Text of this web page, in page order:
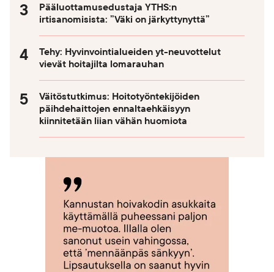
Pääluottamusedustaja YTHS:n
irtisanomisista: ”Väki on järkyttynyttä”
Tehy: Hyvinvointialueiden yt-neuvottelut
vievät hoitajilta lomarauhan
Väitöstutkimus: Hoitotyöntekijöiden
päihdehaittojen ennaltaehkäisyyn
kiinnitetään liian vähän huomiota